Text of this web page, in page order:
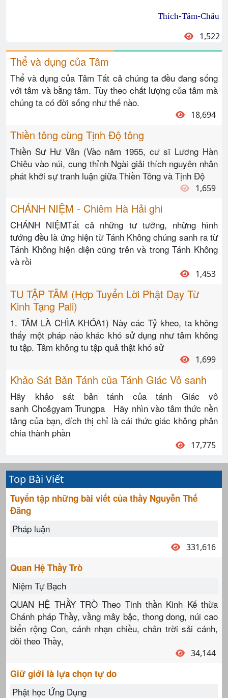
Thích-Tâm-Châu
1,522
Thể và dụng của Tâm
Thể và dụng của Tâm Tất cả chúng ta đều đang sống
với tâm và bằng tâm. Tùy theo chất lượng của tâm mà
chúng ta có đời sống như thế nào.
18,694
Thiền tông cùng Tịnh Độ tông
Thiền Sư Hư Vân (Vào năm 1955, cư sĩ Lương Hàn
Chiêu vào núi, cung thỉnh Ngài giải thích nguyên nhân
phát khởi sự tranh luận giữa Thiền Tông và Tịnh Độ
1,659
CHÁNH NIỆM - Chiêm Hà Hải ghi
CHÁNH NIỆMTất cả những tư tưởng, những hình
tướng đều là ứng hiện từ Tánh Không chúng sanh ra từ
Tánh Không hiện diện cũng trên và trong Tánh Không
và rồi
1,453
TU TẬP TÂM (Hợp Tuyển Lời Phật Dạy Từ
Kinh Tạng Pali)
1. TÂM LÀ CHÌA KHÓA1) Này các Tỷ kheo, ta không
thấy một pháp nào khác khó sử dụng như tâm không
tu tập. Tâm không tu tập quả thật khó sử
1,699
Khảo Sát Bản Tánh của Tánh Giác Vô sanh
Hãy khảo sát bản tánh của tánh Giác vô
sanh Chošgyam Trungpa Hãy nhìn vào tâm thức nền
tảng của bạn, đích thị chỉ là cái thức giác không phân
chia thành phần
17,775
Top Bài Viết
Tuyển tập những bài viết của thầy Nguyễn Thế
Đăng
Pháp luận
331,616
Quan Hệ Thầy Trò
Niệm Tự Bạch
QUAN HỆ THẦY TRÒ Theo Tinh thần Kinh Kế thừa
Chánh pháp Thầy, vầng mây bậc, thong dong, núi cao
biển rộng Con, cánh nhạn chiều, chân trời sải cánh,
dõi theo Thầy,
34,144
Giữ giới là lựa chọn tự do
Phật học Ứng Dụng